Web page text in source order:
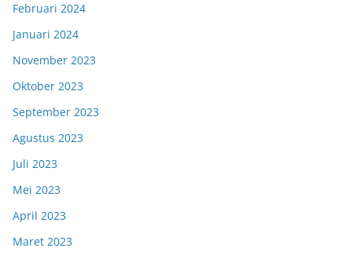
Februari 2024
Januari 2024
November 2023
Oktober 2023
September 2023
Agustus 2023
Juli 2023
Mei 2023
April 2023
Maret 2023